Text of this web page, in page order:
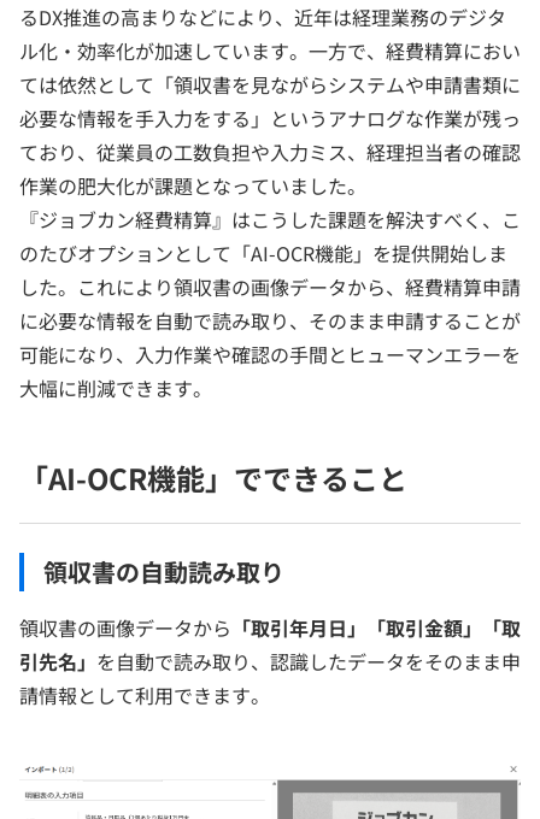
るDX推進の高まりなどにより、近年は経理業務のデジタ
ル化・効率化が加速しています。一方で、経費精算におい
ては依然として「領収書を見ながらシステムや申請書類に
必要な情報を手入力をする」というアナログな作業が残っ
ており、従業員の工数負担や入力ミス、経理担当者の確認
作業の肥大化が課題となっていました。
『ジョブカン経費精算』はこうした課題を解決すべく、こ
のたびオプションとして「AI-OCR機能」を提供開始しま
した。これにより領収書の画像データから、経費精算申請
に必要な情報を自動で読み取り、そのまま申請することが
可能になり、入力作業や確認の手間とヒューマンエラーを
大幅に削減できます。
「AI-OCR機能」でできること
領収書の自動読み取り
領収書の画像データから 「取引年月日」「取引金額」「取
引先名」 を自動で読み取り、認識したデータをそのまま申
請情報として利用できます。